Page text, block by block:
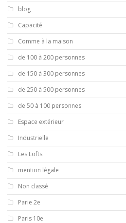
blog
Capacité
Comme à la maison
de 100 à 200 personnes
de 150 à 300 personnes
de 250 à 500 personnes
de 50 à 100 personnes
Espace extérieur
Industrielle
Les Lofts
mention légale
Non classé
Parie 2e
Paris 10e